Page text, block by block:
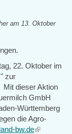
am 13. Oktober
22. Oktober im
zur
Mit dieser Aktion
GmbH
Württemberg
die Agro-
bw.de(link